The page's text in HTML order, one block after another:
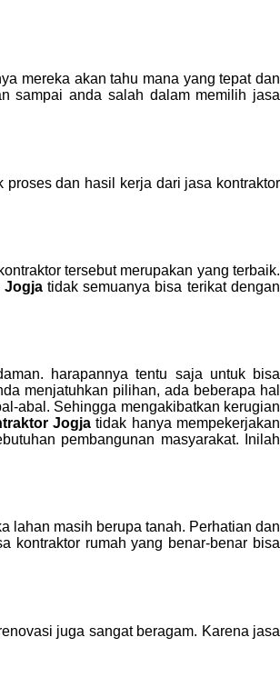
mereka akan tahu mana yang tepat dan
sampai anda salah dalam memilih jasa
dan hasil kerja dari jasa kontraktor
tersebut merupakan yang terbaik.
Jogja tidak semuanya bisa terikat dengan
harapannya tentu saja untuk bisa
menjatuhkan pilihan, ada beberapa hal
abal. Sehingga mengakibatkan kerugian
Jogjatidak hanya mempekerjakan
pembangunan masyarakat. Inilah
lahan masih berupa tanah. Perhatian dan
kontraktor rumah yang benar-benar bisa
juga sangat beragam. Karena jasa